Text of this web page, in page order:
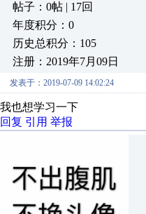
帖子：0帖 | 17回
年度积分：0
历史总积分：105
注册：2019年7月09日
发表于：2019-07-09 14:02:24
我也想学习一下
回复 引用 举报